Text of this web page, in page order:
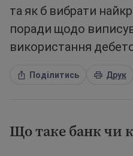
та як б вибрати
поради щодо
використання
Поділитись Друк
Що таке банк чи